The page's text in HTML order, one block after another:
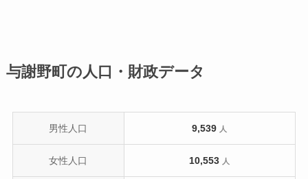
与謝野町の人口・財政データ
男性人口 9,539 人
女性人口 10,553 人